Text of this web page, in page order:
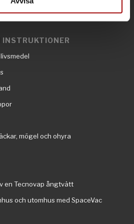
INSTRUKTIONER
mögel och ohyra
en Tecnovap ångtvätt
och utomhus med SpaceVac